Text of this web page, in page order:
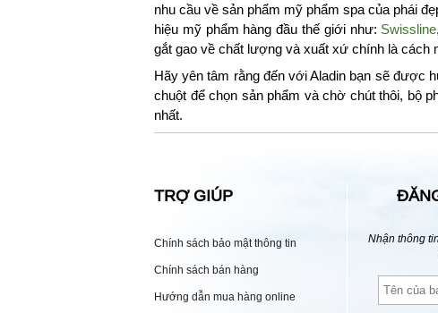
nhu cầu về sản phẩm mỹ phẩm spa của phái
hiệu mỹ phẩm hàng đầu thế giới như: Swissline,
gắt gao về chất lượng và xuất xứ chính là cách
Hãy yên tâm rằng đến với Aladin bạn sẽ được
chuột để chọn sản phẩm và chờ chút thôi, bộ
nhất.
TRỢ GIÚP
Chính sách bảo mật thông tin
Chính sách bán hàng
Hướng dẫn mua hàng online
Nhận thông